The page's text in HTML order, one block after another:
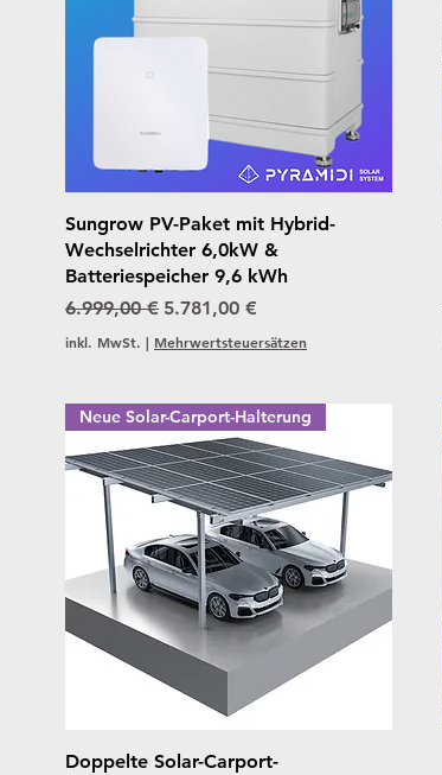
Schnellansicht
Sungrow PV-Paket mit Hybrid-
Wechselrichter 6,0kW &
Batteriespeicher 9,6 kWh
Standardpreis
6.999,00 € Sale-Preis
5.781,00 €
inkl. MwSt. | Mehrwertsteuersätzen
Schnellansicht
Neue Solar-Carport-Halterung
Doppelte Solar-Carport-